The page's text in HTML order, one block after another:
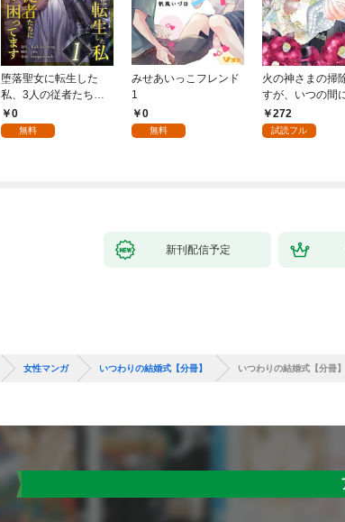
堕落聖女に転生した
私、3人の従者たちに
抱かれて困ってます 第
1話
0
無料
みせあいっこフレンド
1
0
無料
火の神さまの掃
すが、いつの間
嫁として溺愛さ
ます【単話】（１
272
試読フル
新刊配信予定
女性マンガ いつわりの結婚式【分冊】 いつわりの結婚式【分冊